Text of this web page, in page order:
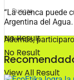
No Result
View All Result
No Result
“La cuenca puede
Argentina del Agua.
Además,